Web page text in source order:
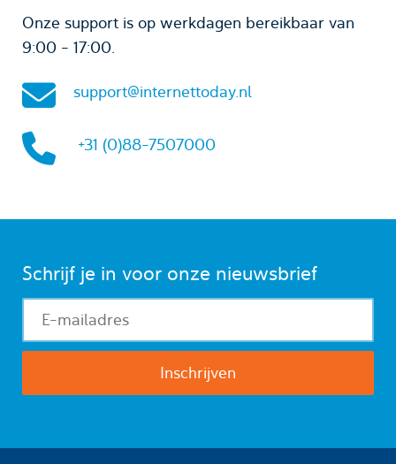
Onze support is op werkdagen bereikbaar van
9:00 - 17:00.
support@internettoday.nl
+31 (0)88-7507000
Schrijf je in voor onze nieuwsbrief